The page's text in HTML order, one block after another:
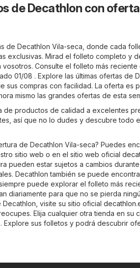
de Decathlon con
de Decathlon Vila-seca, donde cada
exclusivas. Mirad el folleto completo y
Consulte el folleto más reciente
01/08 . Explore las últimas ofertas de
sus compras con facilidad. La oferta es
mismo las grandes ofertas de esta
de productos de calidad a excelentes
así que no lo dudes y descubre todo
de Decathlon Vila-seca? Puedes
sitio web o en el sitio web oficial
pueden estar sujetos a cambios
Decathlon también se puede
puede explorar el folleto más
diariamente para que no se pierda
visite su sitio oficial
Elija cualquier otra tienda en su
. Explore sus folletos y podrá descubrir